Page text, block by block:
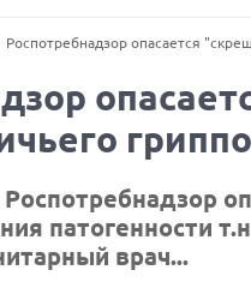
Роспотребнадзор опасается
патогенности
врач...